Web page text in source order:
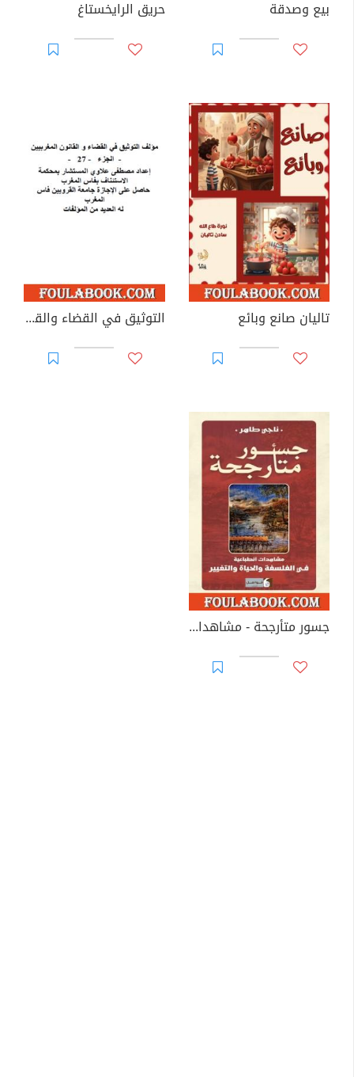
بيع وصدقة حريق الرايخستاغ
تاليان صانع وبائع التوثيق في القضاء والقانون المغربيين - الجزء السابع والعشرون
جسور متأرجحة - مشاهدات انطباعية في الفلسفة والحياة والتغيير